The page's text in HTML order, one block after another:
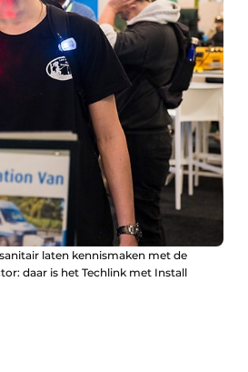
laten kennismaken met de
daar is het Techlink met Install